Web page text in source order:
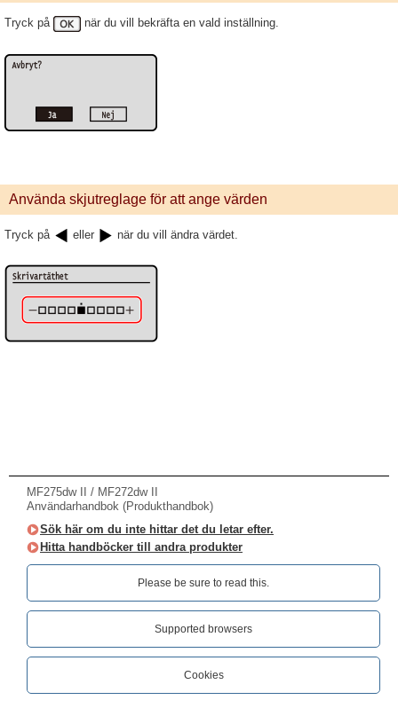
Tryck på när du vill bekräfta en vald inställning.
Använda skjutreglage för att ange värden
Tryck på eller när du vill ändra värdet.
MF275dw II / MF272dw II
Användarhandbok (Produkthandbok)
Sök här om du inte hittar det du letar efter.
Hitta handböcker till andra produkter
Please be sure to read this.‎
Supported browsers
Cookies